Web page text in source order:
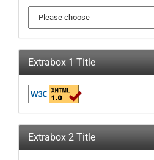
Extrabox 1 Title
Extrabox 2 Title